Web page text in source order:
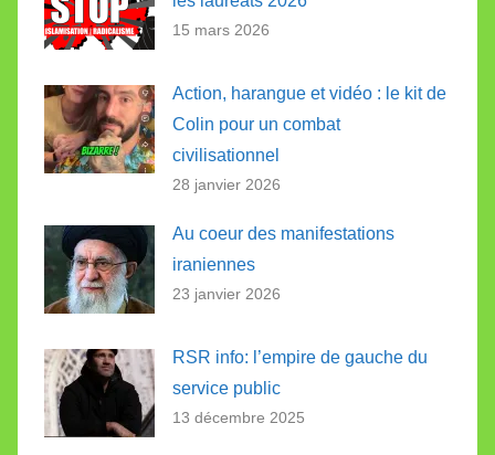
15 mars 2026
Action, harangue et vidéo : le kit de
Colin pour un combat
civilisationnel
28 janvier 2026
Au coeur des manifestations
iraniennes
23 janvier 2026
RSR info: l’empire de gauche du
service public
13 décembre 2025